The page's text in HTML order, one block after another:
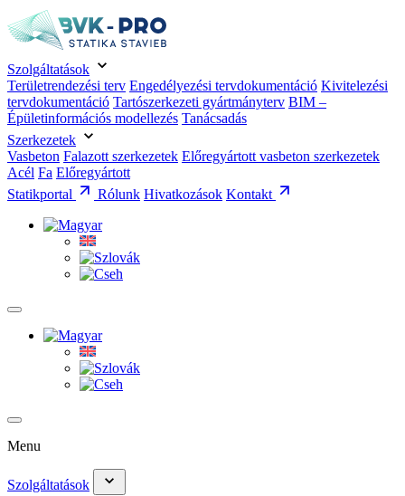
Szolgáltatások
Területrendezési terv Engedélyezési tervdokumentáció Kivitelezési
tervdokumentáció Tartószerkezeti gyártmányterv BIM –
Épületinformációs modellezés Tanácsadás
Szerkezetek
Vasbeton Falazott szerkezetek Előregyártott vasbeton szerkezetek
Acél Fa Előregyártott
Statikportal
Rólunk Hivatkozások Kontakt
Menu
Szolgáltatások